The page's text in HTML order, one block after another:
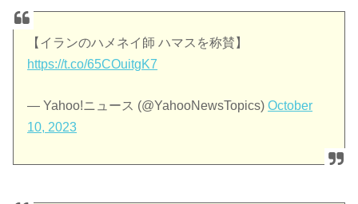
【イランのハメネイ師 ハマスを称賛】
https://t.co/65COuitgK7
— Yahoo!ニュース (@YahooNewsTopics)October
10, 2023